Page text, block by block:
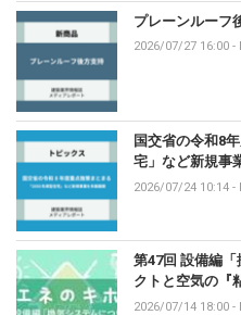
プレーンルーフ
2026/07/27 16:00 -
国交省の令和8
宅」など新規事
2026/07/24 10:14 -
第47回 設備編
クトと空気の『
2026/07/14 18:00 -